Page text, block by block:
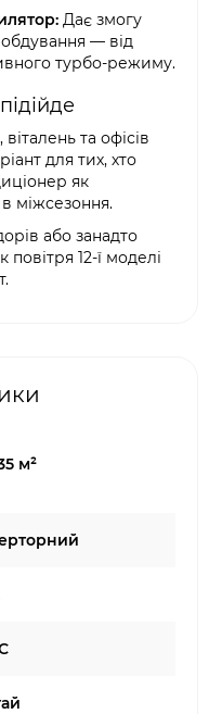
Дає змогу
— від
турбо-режиму.
та офісів
для тих, хто
як
міжсезоння.
або занадто
повітря 12-ї моделі
м²